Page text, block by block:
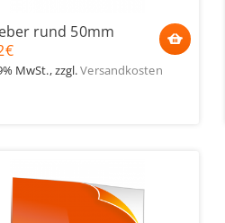
rund 50mm
€
MwSt.,zzgl.Versandkosten